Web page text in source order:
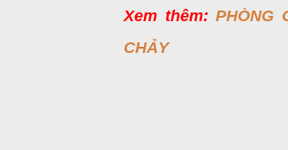
Xem thêm:PHÒNG
CHẢY